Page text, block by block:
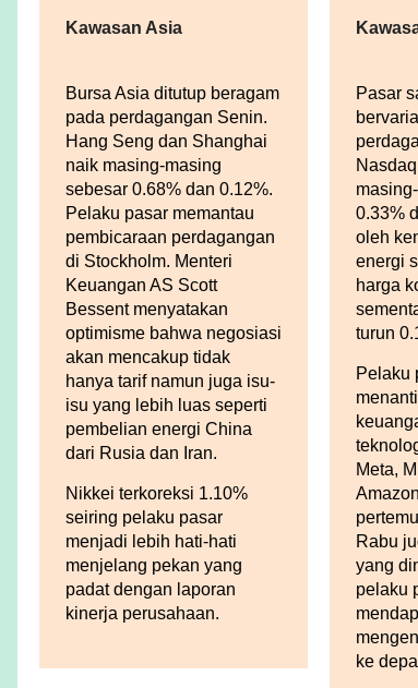
Kawasan Asia
Bursa Asia ditutup beragam
pada perdagangan Senin.
Hang Seng dan Shanghai
naik masing-masing
sebesar 0.68% dan 0.12%.
Pelaku pasar memantau
pembicaraan perdagangan
di Stockholm. Menteri
Keuangan AS Scott
Bessent menyatakan
optimisme bahwa negosiasi
akan mencakup tidak
hanya tarif namun juga isu-
isu yang lebih luas seperti
pembelian energi China
dari Rusia dan Iran.
Nikkei terkoreksi 1.10%
seiring pelaku pasar
menjadi lebih hati-hati
menjelang pekan yang
padat dengan laporan
kinerja perusahaan.
Pasar
0.33%
oleh
energi
harga
turun
Pelaku
Meta,
Rabu
yang
pelaku
ke